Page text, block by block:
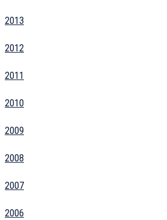
2013
2012
2011
2010
2009
2008
2007
2006